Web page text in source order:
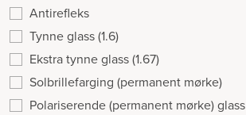
Antirefleks
Tynne glass (1.6)
Ekstra tynne glass (1.67)
Solbrillefarging (permanent mørke)
Polariserende (permanent mørke) glass